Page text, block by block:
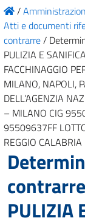
/
Atti e documenti
contrarre/
PULIZIA E
FACCHINAGGIO
MILANO, NAPOLI,
DELL’AGENZIA
– MILANO CIG
95509637FF
REGGIO
PULIZIA